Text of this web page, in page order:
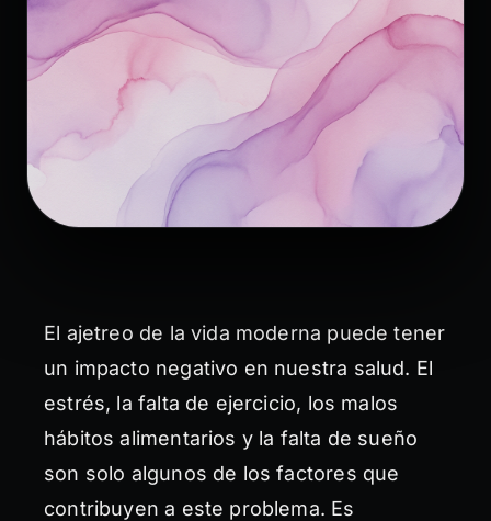
El ajetreo de la vida moderna puede tener
un impacto negativo en nuestra salud. El
estrés, la falta de ejercicio, los malos
hábitos alimentarios y la falta de sueño
son solo algunos de los factores que
contribuyen a este problema. Es